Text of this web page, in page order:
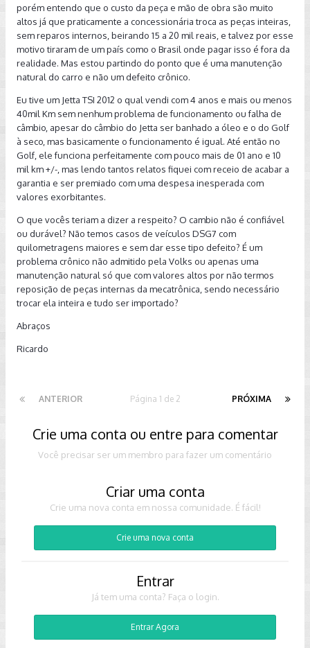
porém entendo que o custo da peça e mão de obra são muito
altos já que praticamente a concessionária troca as peças inteiras,
sem reparos internos, beirando 15 a 20 mil reais, e talvez por esse
motivo tiraram de um país como o Brasil onde pagar isso é fora da
realidade. Mas estou partindo do ponto que é uma manutenção
natural do carro e não um defeito crônico.
Eu tive um Jetta TSI 2012 o qual vendi com 4 anos e mais ou menos
40mil Km sem nenhum problema de funcionamento ou falha de
câmbio, apesar do câmbio do Jetta ser banhado a óleo e o do Golf
à seco, mas basicamente o funcionamento é igual. Até então no
Golf, ele funciona perfeitamente com pouco mais de 01 ano e 10
mil km +/-, mas lendo tantos relatos fiquei com receio de acabar a
garantia e ser premiado com uma despesa inesperada com
valores exorbitantes.
O que vocês teriam a dizer a respeito? O cambio não é confiável
ou durável? Não temos casos de veículos DSG7 com
quilometragens maiores e sem dar esse tipo defeito? É um
problema crônico não admitido pela Volks ou apenas uma
manutenção natural só que com valores altos por não termos
reposição de peças internas da mecatrônica, sendo necessário
trocar ela inteira e tudo ser importado?
Abraços
Ricardo
ANTERIOR PRÓXIMA
Página 1 de 2
Crie uma conta ou entre para comentar
Você precisar ser um membro para fazer um comentário
Criar uma conta
Crie uma nova conta em nossa comunidade. É fácil!
Crie uma nova conta
Entrar
Já tem uma conta? Faça o login.
Entrar Agora